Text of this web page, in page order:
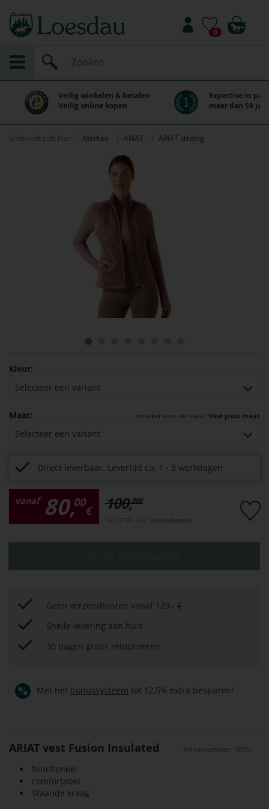
0
Veilig winkelen & betalen
Veilig online kopen
Expertise in
meer dan 59
U bevindt zich hier: Merken ARIAT ARIAT kleding
Kleur:
Selecteer een variant
Maat: onzeker over de maat? Vind jouw maat
Selecteer een variant
Direct leverbaar. Levertijd ca. 1 - 3 werkdagen
vanaf 80,00
€ 100,00€
incl. BTW. excl. verzendkosten
Geen verzendkosten vanaf 129,- €
Snelle levering aan huis
30 dagen gratis retourneren
Met het bonussysteem tot 12,5% extra besparen!
ARIAT vest Fusion Insulated Artikelnummer: 18074
functioneel
comfortabel
Staande kraag